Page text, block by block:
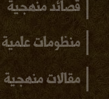
قصائد منهجية
منظومات علمية
مقالات منهجية